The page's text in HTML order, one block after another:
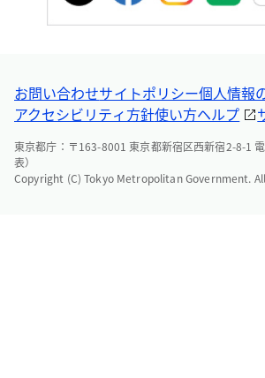
お問い合わせサイトポリシー個人情報
アクセシビリティ方針使い方ヘルプ
東京都庁：〒163-8001 東京都新宿区西新宿2-8-1
表）
Copyright (C) Tokyo Metropolitan Government.